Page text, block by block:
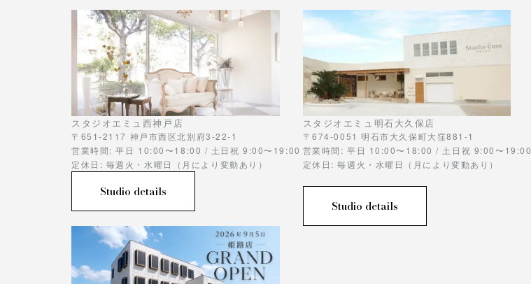
スタジオエミュ西神戸店
〒651-2117 神戸市西区北別府3-22-1
営業時間: 平日 10:00〜18:00 / 土日祝 9:00〜19:00
定休日: 毎週火・水曜日（月により変動あり）
Studio details
スタジオエミュ明石大久保店
〒674-0051 明石市大久保町大窪881-1
営業時間: 平日 10:00〜18:00 / 土日祝 9:00〜19:00
定休日: 毎週火・水曜日（月により変動あり）
Studio details